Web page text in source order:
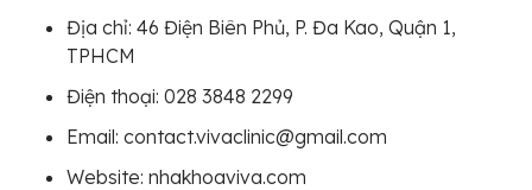
Địa chỉ: 46 Điện Biên Phủ, P. Đa Kao, Quận 1,
TPHCM
Điện thoại: 028 3848 2299
Email: contact.vivaclinic@gmail.com
Website: nhakhoaviva.com